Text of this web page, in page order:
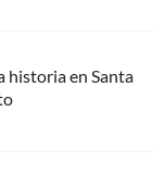
historia en Santa